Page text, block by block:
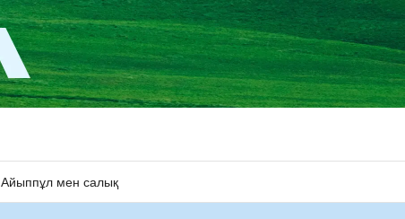
Айыппұл мен салық